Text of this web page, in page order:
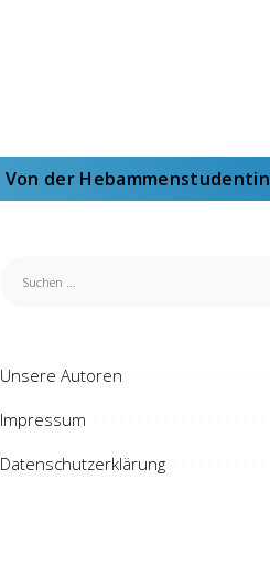
Von der Hebammenstudentin
Unsere Autoren
Impressum
Datenschutzerklärung